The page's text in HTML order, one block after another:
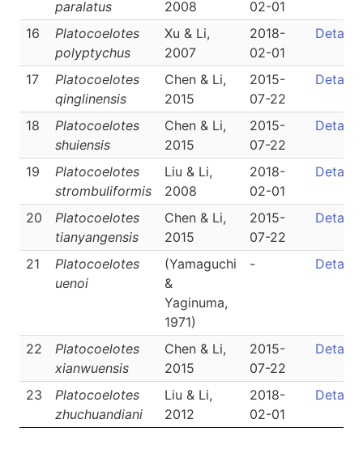
paralatus
2008
02-01
16
Platocoelotes
polyptychus
Xu & Li,
2007
2018-
02-01
Detail
17
Platocoelotes
qinglinensis
Chen & Li,
2015
2015-
07-22
Detail
18
Platocoelotes
shuiensis
Chen & Li,
2015
2015-
07-22
Detail
19
Platocoelotes
strombuliformis
Liu & Li,
2008
2018-
02-01
Detail
20
Platocoelotes
tianyangensis
Chen & Li,
2015
2015-
07-22
Detail
21
Platocoelotes
uenoi
(Yamaguchi
&
Yaginuma,
1971)
- Detail
22
Platocoelotes
xianwuensis
Chen & Li,
2015
2015-
07-22
Detail
23
Platocoelotes
zhuchuandiani
Liu & Li,
2012
2018-
02-01
Detail